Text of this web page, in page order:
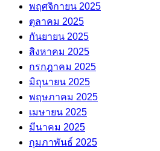
พฤศจิกายน 2025
ตุลาคม 2025
กันยายน 2025
สิงหาคม 2025
กรกฎาคม 2025
มิถุนายน 2025
พฤษภาคม 2025
เมษายน 2025
มีนาคม 2025
กุมภาพันธ์ 2025